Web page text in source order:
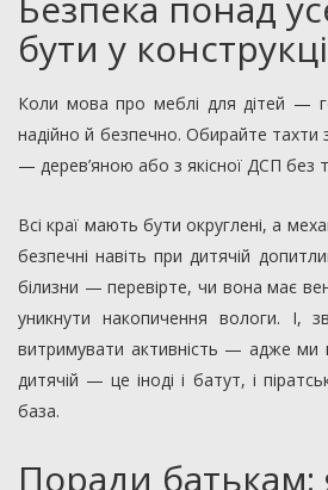
бути у
Коли мова про меблі для дітей —
надійно й безпечно. Обирайте
— дерев’яною або з якісної ДСП без
Всі краї мають бути округлені, а
безпечні навіть при дитячій
білизни — перевірте, чи вона має
уникнути накопичення вологи. І,
витримувати активність — адже ми
дитячій — це іноді і батут, і
база.
Поради батькам: